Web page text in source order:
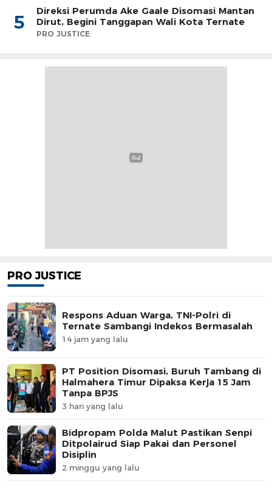
5
Direksi Perumda Ake Gaale Disomasi Mantan
Dirut, Begini Tanggapan Wali Kota Ternate
PRO JUSTICE
PRO JUSTICE
Respons Aduan Warga, TNI-Polri di
Ternate Sambangi Indekos Bermasalah
14 jam yang lalu
PT Position Disomasi, Buruh Tambang di
Halmahera Timur Dipaksa Kerja 15 Jam
Tanpa BPJS
3 hari yang lalu
Bidpropam Polda Malut Pastikan Senpi
Ditpolairud Siap Pakai dan Personel
Disiplin
2 minggu yang lalu